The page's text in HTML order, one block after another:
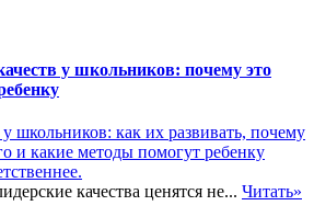
у школьников: почему это
качества ценятся не... Читать»